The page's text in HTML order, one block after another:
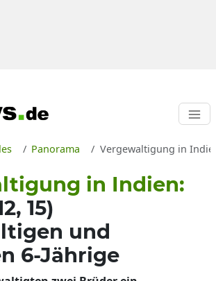
Panorama Vergewaltigung in
in Indien:
15)
und
6-Jährige